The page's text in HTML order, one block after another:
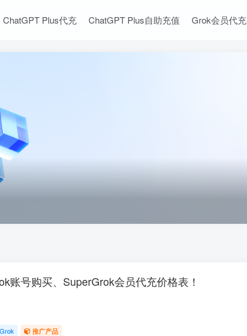
ChatGPT Plus代充 ChatGPT Plus自助充值 Grok会员代充
账号购买、SuperGrok会员代充价格表！
Grok 推广产品